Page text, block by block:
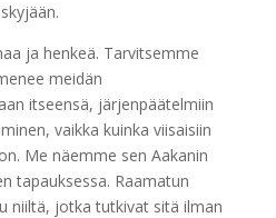
ja henkeä. Tarvitsemme
meidän
itseensä, järjenpäätelmiin
vaikka kuinka viisaisiin
Me näemme sen Aakanin
tapauksessa. Raamatun
niiltä, jotka tutkivat sitä ilman